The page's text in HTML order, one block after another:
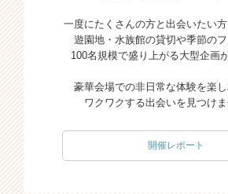
一度にたくさんの方と出会いたい方
遊園地・水族館の貸切や季節のフ
100名規模で盛り上がる大型企画
豪華会場での非日常な体験を楽し
ワクワクする出会いを見つけ
開催レポート